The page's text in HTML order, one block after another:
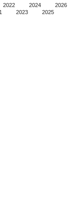
2022
2023
2024
2025
2026